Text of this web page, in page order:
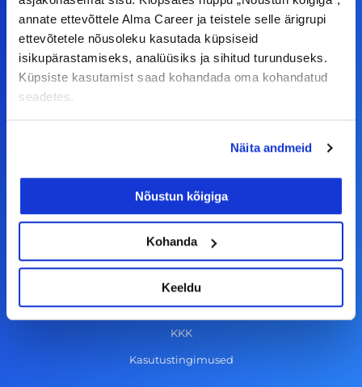
annate ettevõttele Alma Career ja teistele selle ärigrupi
ettevõtetele nõusoleku kasutada küpsiseid
isikupärastamiseks, analüüsiks ja sihitud turunduseks.
Küpsiste kasutamist saad kohandada oma kohandatud
seadetes.
Näita andmeid
Nõustun kõigiga
Kohanda
Keeldu
kursis tööturu uudistega. Kui sul on
ettepanekuid erinevate teemade osas või soovid
teha koostööd, siis võta meiega julgelt ühendust.
F
e
b
o
-
I
t
a
g
r
a
m
L
k
e
d
i
Y
o
u
t
u
e
Tööotsijale
Tööpakkumised
Aktiveeri tööpakkumiste teavitus
KKK
Kasutustingimused